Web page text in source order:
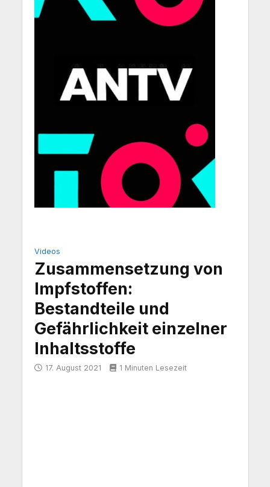
Videos
Zusammensetzung von
Impfstoffen:
Bestandteile und
Gefährlichkeit einzelner
Inhaltsstoffe
17. August 2021 1 Minuten Lesezeit